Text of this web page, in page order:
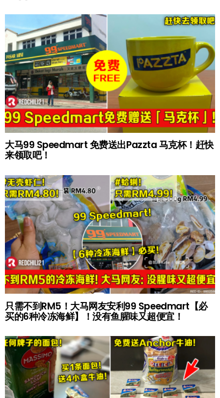
大马99 Speedmart 免费送出Pazzta 马克杯！赶快
来领取吧！
只需不到RM5！大马网友安利99 Speedmart【必
买的6种冷冻海鲜】！没有鱼腥味又超便宜！